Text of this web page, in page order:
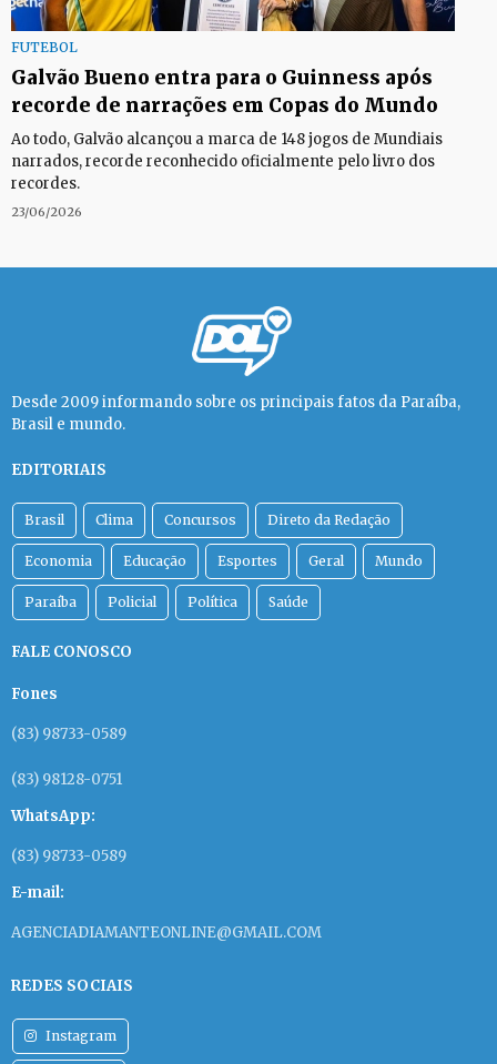
FUTEBOL
Galvão Bueno entra para o Guinness após
recorde de narrações em Copas do Mundo
Ao todo, Galvão alcançou a marca de 148 jogos de Mundiais
narrados, recorde reconhecido oficialmente pelo livro dos
recordes.
23/06/2026
Desde 2009 informando sobre os principais fatos da Paraíba,
Brasil e mundo.
EDITORIAIS
Brasil Clima Concursos Direto da Redação
Economia Educação Esportes Geral Mundo
Paraíba Policial Política Saúde
FALE CONOSCO
Fones
(83) 98733-0589
(83) 98128-0751
WhatsApp:
(83) 98733-0589
E-mail:
AGENCIADIAMANTEONLINE@GMAIL.COM
REDES SOCIAIS
Instagram